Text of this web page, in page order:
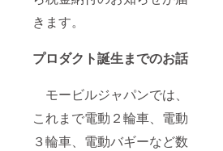
きます。
プロダクト誕生までのお話
モービルジャパンでは、
これまで電動２輪車、電動
３輪車、電動バギーなど数